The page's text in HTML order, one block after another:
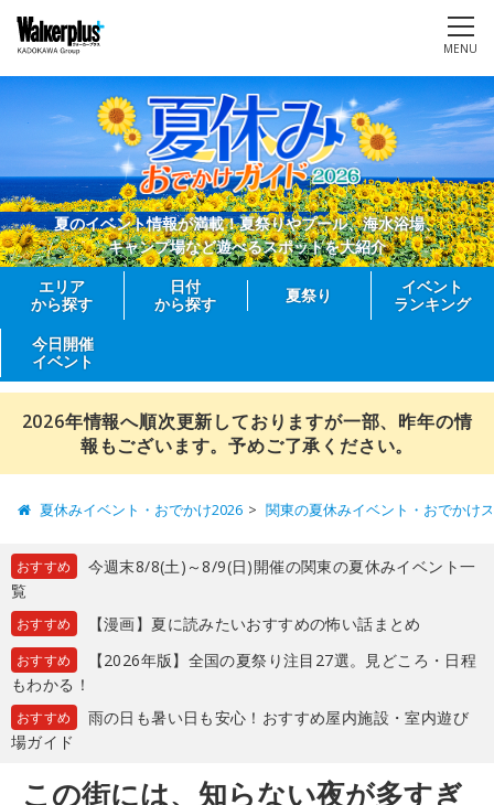
MENU
夏のイベント情報が満載！夏祭りやプール、海水浴場、
キャンプ場など遊べるスポットを大紹介
エリア
から探す
日付
から探す
夏祭り
イベント
ランキング
今日開催
イベント
2026年情報へ順次更新しておりますが一部、昨年の情
報もございます。予めご了承ください。
夏休みイベント・おでかけ2026 関東の夏休みイベント・おでかけ
おすすめ
今週末8/8(土)～8/9(日)開催の関東の夏休みイベント一
覧
おすすめ 【漫画】夏に読みたいおすすめの怖い話まとめ
おすすめ
【2026年版】全国の夏祭り注目27選。見どころ・日程
もわかる！
おすすめ
雨の日も暑い日も安心！おすすめ屋内施設・室内遊び
場ガイド
この街には、知らない夜が多すぎ